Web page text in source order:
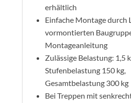
erhältlich
Einfache Montage durch
vormontierten
Montageanleitung
Zulässige Belastung: 1,5
Stufenbelastung 150 kg,
Gesamtbelastung 300 kg
Bei Treppen mit